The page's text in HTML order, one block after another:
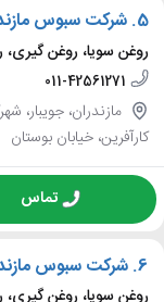
5. شرکت سبوس مازند
روغن سویا، روغن گیری،
011-42561271
مازندران، جویبار،
کارآفرین، خیابان بوستان
تماس
6. شرکت سبوس
روغن سویا، روغن گیری،